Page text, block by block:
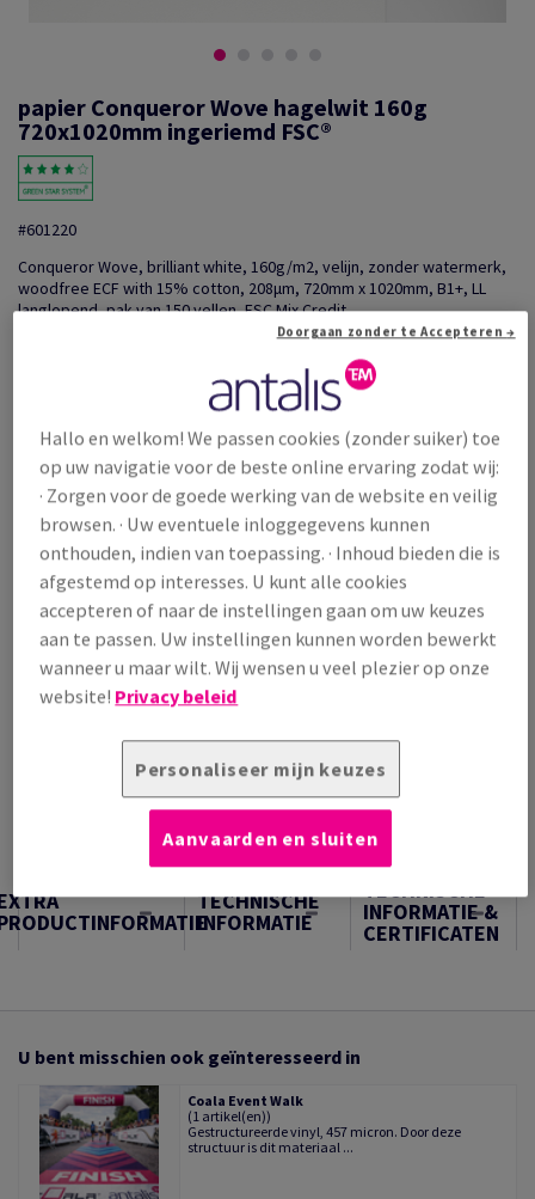
papier Conqueror Wove hagelwit 160g
720x1020mm ingeriemd FSC®
#601220
Conqueror Wove, brilliant white, 160g/m2, velijn, zonder watermerk,
woodfree ECF with 15% cotton, 208µm, 720mm x 1020mm, B1+, LL
langlopend, pak van 150 vellen, FSC Mix Credit
Delen via e-mail
/ 1 000 Vel
(118 kg )
OP VOORRAAD
Verpakkingsaantallen
Pak
− +
Artikel snijden
Samples
TECHNISCHE
INFORMATIE
TECHNISCHE
INFORMATIE &
CERTIFICATEN
U bent misschien ook geïnteresseerd in
Coala Event Walk
(1 artikel(en))
Gestructureerde vinyl, 457 micron. Door deze
structuur is dit materiaal ...
Hallo en welkom! We passen cookies (zonder suiker) toe
op uw navigatie voor de beste online ervaring zodat wij:
· Zorgen voor de goede werking van de website en veilig
browsen. · Uw eventuele inloggegevens kunnen
onthouden, indien van toepassing. · Inhoud bieden die is
afgestemd op interesses. U kunt alle cookies
accepteren of naar de instellingen gaan om uw keuzes
aan te passen. Uw instellingen kunnen worden bewerkt
wanneer u maar wilt. Wij wensen u veel plezier op onze
website! Privacy beleid
Personaliseer mijn keuzes
Doorgaan zonder te Accepteren →
Aanvaarden en sluiten